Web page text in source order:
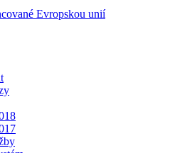
Evropskou unií